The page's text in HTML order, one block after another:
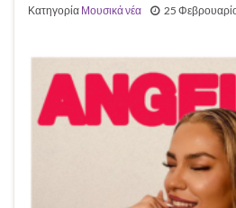
Κατηγορία Μουσικά νέα 25